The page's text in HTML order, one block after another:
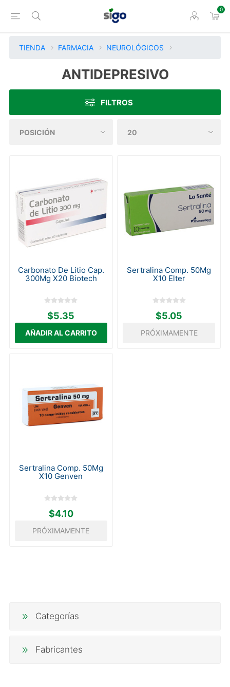
0
TIENDA FARMACIA NEUROLÓGICOS
ANTIDEPRESIVO
FILTROS
Carbonato De Litio Cap.
300Mg X20 Biotech
$5.35
Sertralina Comp. 50Mg
X10 Elter
$5.05
PRÓXIMAMENTE
Sertralina Comp. 50Mg
X10 Genven
$4.10
PRÓXIMAMENTE
Categorías
Fabricantes